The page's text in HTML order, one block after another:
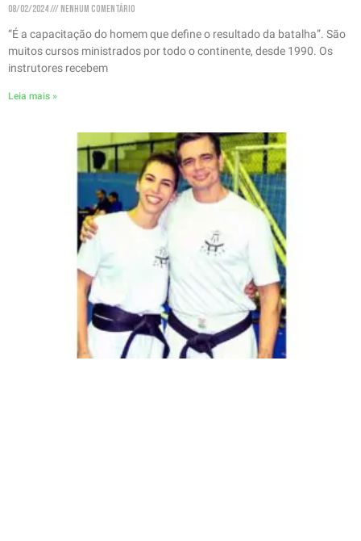
08/02/2024 Nenhum comentário
“É a capacitação do homem que define o resultado da batalha”. São
muitos cursos ministrados por todo o continente, desde 1990. Os
instrutores recebem
Leia mais »